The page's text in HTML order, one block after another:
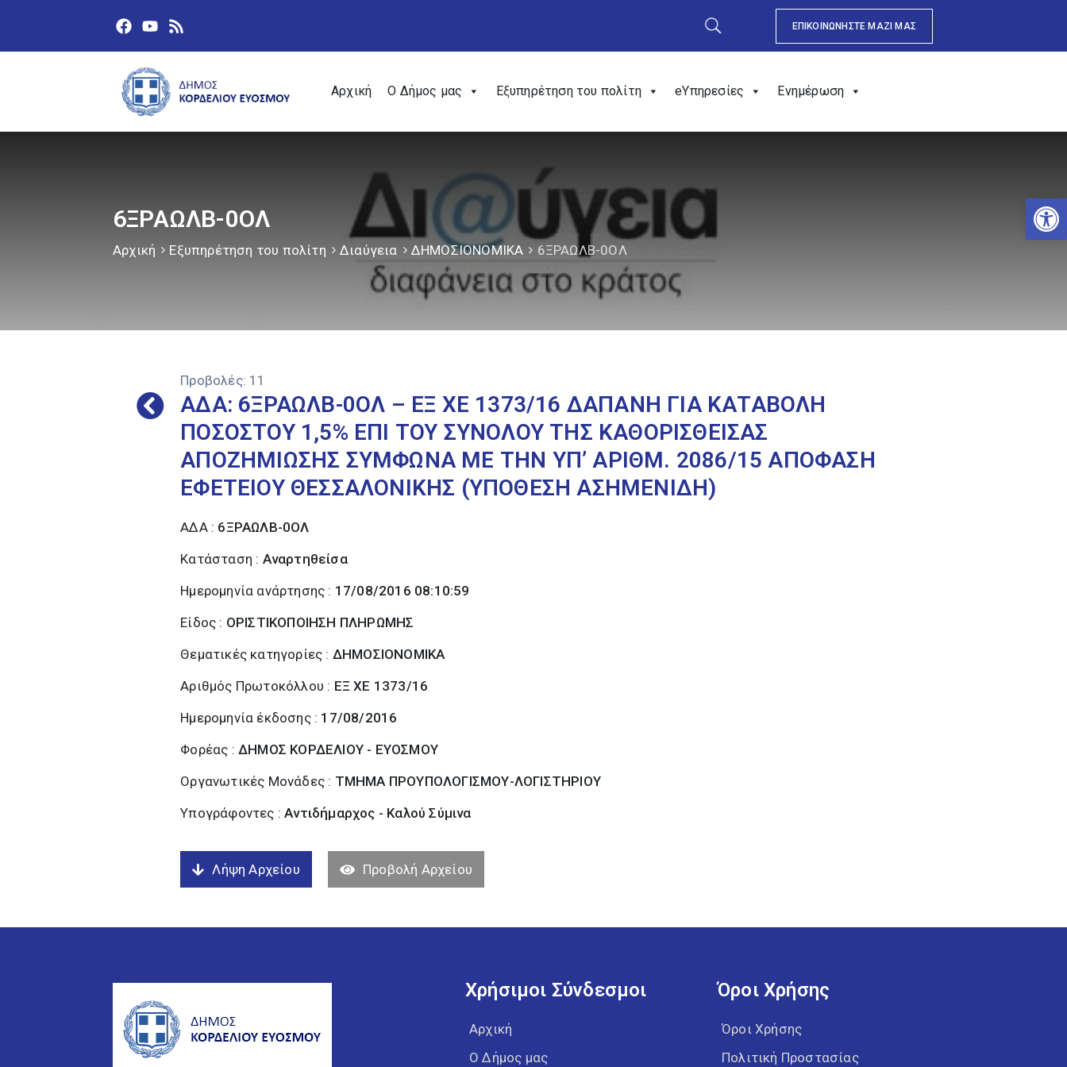
ΕΠΙΚΟΙΝΩΝΗΣΤΕ ΜΑΖΙ ΜΑΣ
Αρχική Ο Δήμος μας Εξυπηρέτηση του πολίτη eΥπηρεσίες Ενημέρωση
6ΞΡΑΩΛΒ-0ΟΛ
Αρχική Εξυπηρέτηση του πολίτη Διαύγεια ΔΗΜΟΣΙΟΝΟΜΙΚΑ 6ΞΡΑΩΛΒ-0ΟΛ
Προβολές: 11
ΑΔΑ: 6ΞΡΑΩΛΒ-0ΟΛ – ΕΞ ΧΕ 1373/16 ΔΑΠΑΝΗ ΓΙΑ ΚΑΤΑΒΟΛΗ
ΠΟΣΟΣΤΟΥ 1,5% ΕΠΙ ΤΟΥ ΣΥΝΟΛΟΥ ΤΗΣ ΚΑΘΟΡΙΣΘΕΙΣΑΣ
ΑΠΟΖΗΜΙΩΣΗΣ ΣΥΜΦΩΝΑ ΜΕ ΤΗΝ ΥΠ’ ΑΡΙΘΜ. 2086/15 ΑΠΟΦΑΣΗ
ΕΦΕΤΕΙΟΥ ΘΕΣΣΑΛΟΝΙΚΗΣ (ΥΠΟΘΕΣΗ ΑΣΗΜΕΝΙΔΗ)
ΑΔΑ : 6ΞΡΑΩΛΒ-0ΟΛ
Κατάσταση : Αναρτηθείσα
Ημερομηνία ανάρτησης : 17/08/2016 08:10:59
Είδος : ΟΡΙΣΤΙΚΟΠΟΙΗΣΗ ΠΛΗΡΩΜΗΣ
Θεματικές κατηγορίες : ΔΗΜΟΣΙΟΝΟΜΙΚΑ
Αριθμός Πρωτοκόλλου : ΕΞ ΧΕ 1373/16
Ημερομηνία έκδοσης : 17/08/2016
Φορέας :ΔΗΜΟΣ ΚΟΡΔΕΛΙΟΥ - ΕΥΟΣΜΟΥ
Οργανωτικές Μονάδες : ΤΜΗΜΑ ΠΡΟΥΠΟΛΟΓΙΣΜΟΥ-ΛΟΓΙΣΤΗΡΙΟΥ
Υπογράφοντες :Αντιδήμαρχος - Καλού Σύµινα
Λήψη Αρχείου Προβολή Αρχείου
Χρήσιμοι Σύνδεσμοι
Αρχική
Ο Δήμος μας
Όροι Χρήσης
Όροι Χρήσης
Πολιτική Προστασίας